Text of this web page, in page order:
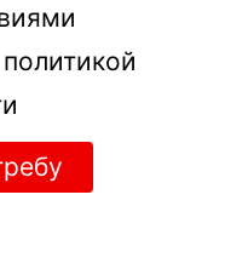
политикой